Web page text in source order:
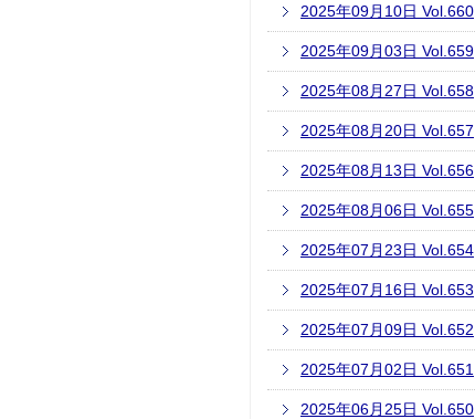
2025年09月10日 Vol.660
2025年09月03日 Vol.659
2025年08月27日 Vol.658
2025年08月20日 Vol.657
2025年08月13日 Vol.656
2025年08月06日 Vol.655
2025年07月23日 Vol.654
2025年07月16日 Vol.653
2025年07月09日 Vol.652
2025年07月02日 Vol.651
2025年06月25日 Vol.650